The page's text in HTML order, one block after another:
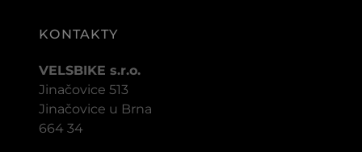
KONTAKTY
VELSBIKE s.r.o.
Jinačovice 513
Jinačovice u Brna
664 34